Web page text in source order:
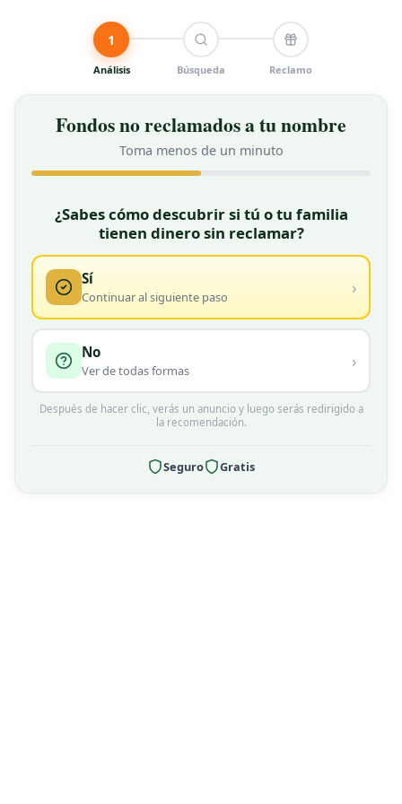
1
Análisis Búsqueda Reclamo
Fondos no reclamados a tu nombre
Toma menos de un minuto
★ GRATIS
¿Sabes cómo descubrir si tú o tu familia
tienen dinero sin reclamar?
Sí
Continuar al siguiente paso ›
No
Ver de todas formas ›
Después de hacer clic, verás un anuncio y luego serás redirigido a
la recomendación.
Seguro Gratis